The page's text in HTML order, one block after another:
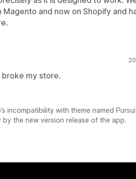
and now on Shopify and
broke my store.
incompatibility with theme named
the new version release of the app.